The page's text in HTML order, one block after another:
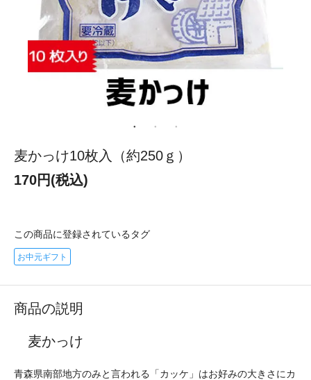
麦かっけ10枚入（約250ｇ）
170円(税込)
この商品に登録されているタグ
お中元ギフト
商品の説明
麦かっけ
青森県南部地方のみと言われる「カッケ」はお好みの大きさにカ